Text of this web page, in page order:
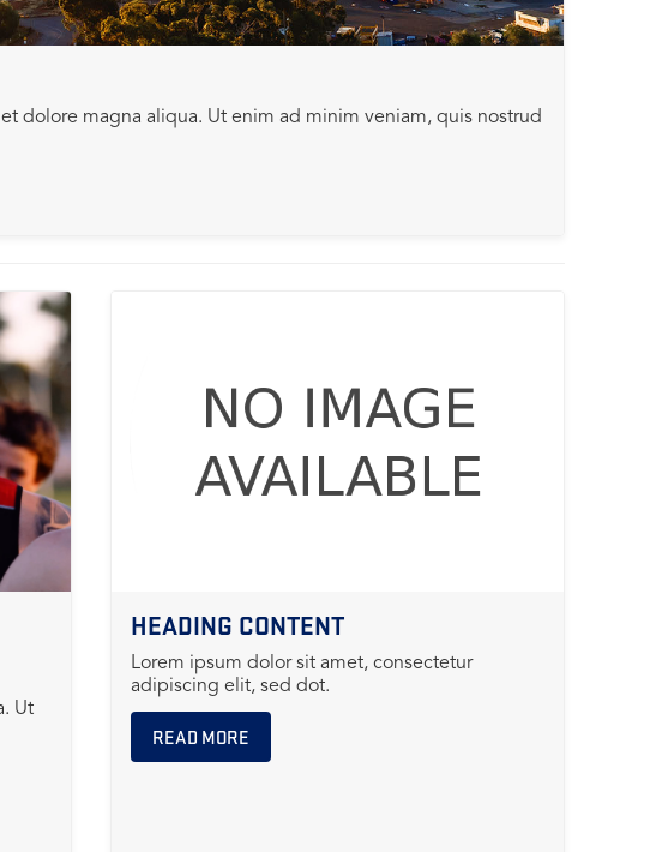
dolore magna aliqua. Ut enim ad minim veniam, quis nostrud
Ut
HEADING CONTENT
Lorem ipsum dolor sit amet, consectetur
adipiscing elit, sed dot.
READ MORE